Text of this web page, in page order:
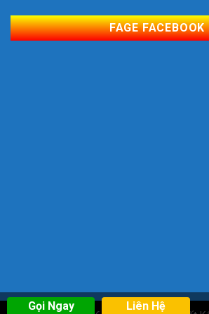
FAGE FACEBOOK
Gọi Ngay Liên Hệ